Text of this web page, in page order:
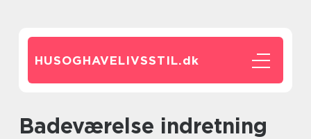
HUSOGHAVELIVSSTIL.dk
badeværelse indretning